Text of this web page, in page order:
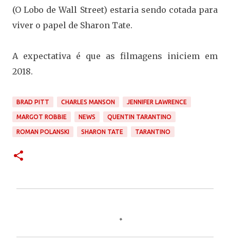
(O Lobo de Wall Street) estaria sendo cotada para
viver o papel de Sharon Tate.
A expectativa é que as filmagens iniciem em
2018.
BRAD PITT CHARLES MANSON JENNIFER LAWRENCE
MARGOT ROBBIE NEWS QUENTIN TARANTINO
ROMAN POLANSKI SHARON TATE TARANTINO